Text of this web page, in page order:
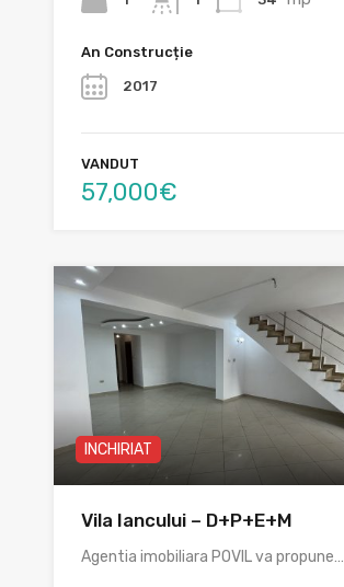
An Construcție
2017
VANDUT
57,000€
INCHIRIAT
Vila Iancului – D+P+E+M
Agentia imobiliara POVIL va propune…